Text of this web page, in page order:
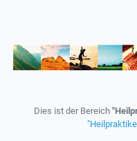
Dies ist der Bereich